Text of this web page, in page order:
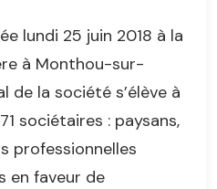
lundi 25 juin 2018 à la
à Monthou-sur-
de la société s’élève à
sociétaires : paysans,
professionnelles
en faveur de